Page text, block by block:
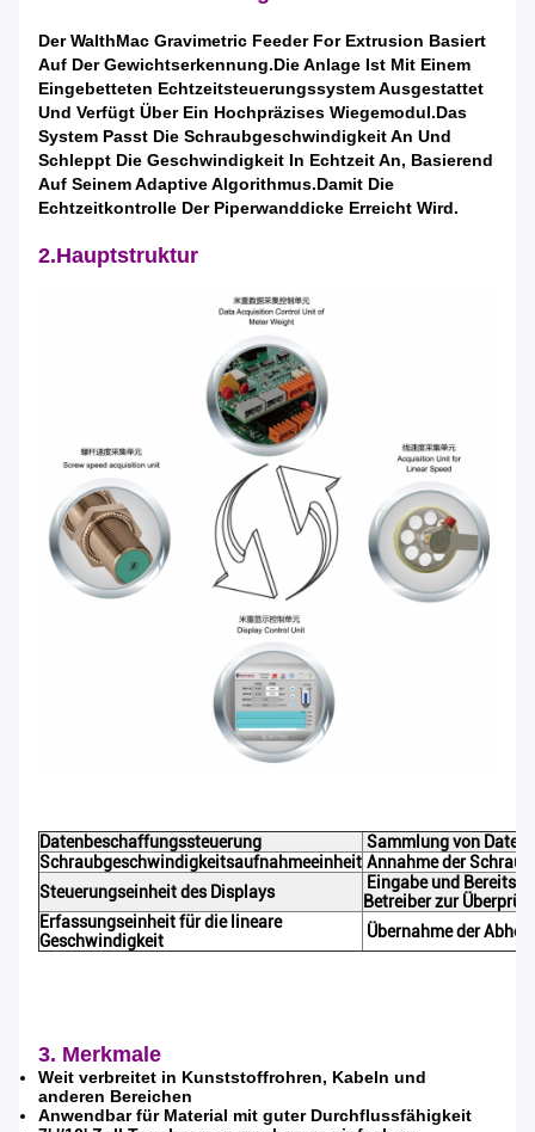
Der WalthMac Gravimetric Feeder For Extrusion Basiert
Auf Der Gewichtserkennung.Die Anlage Ist Mit Einem
Eingebetteten Echtzeitsteuerungssystem Ausgestattet
Und Verfügt Über Ein Hochpräzises Wiegemodul.Das
System Passt Die Schraubgeschwindigkeit An Und
Schleppt Die Geschwindigkeit In Echtzeit An, Basierend
Auf Seinem Adaptive Algorithmus.Damit Die
Echtzeitkontrolle Der Piperwanddicke Erreicht Wird.
2.Hauptstruktur
Datenbeschaffungssteuerung
Sammlung von Daten
Schraubgeschwindigkeitsaufnahmeeinheit Annahme der
Steuerungseinheit des Displays
Eingabe und
Betreiber zur
Erfassungseinheit für die lineare
Geschwindigkeit
Übernahme der
3. Merkmale
Weit verbreitet in Kunststoffrohren, Kabeln und
anderen Bereichen
Anwendbar für Material mit guter Durchflussfähigkeit